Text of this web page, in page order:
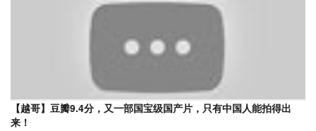
【越哥】豆瓣9.4分，又一部国宝级国产片，只有中国人能拍得出
来！